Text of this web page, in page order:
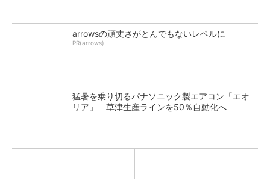
arrowsの頑丈さがとんでもないレベルに
PR(arrows)
猛暑を乗り切るパナソニック製エアコン「エオ
リア」 草津生産ラインを50％自動化へ